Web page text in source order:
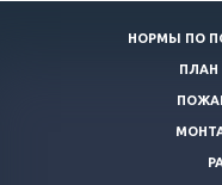
НОРМЫ ПО
ПЛАН